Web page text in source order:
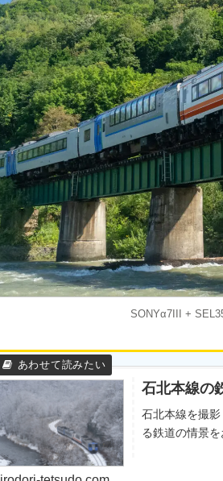
SONYα7III +
石北本線の
石北本線を撮
る鉄道の情景